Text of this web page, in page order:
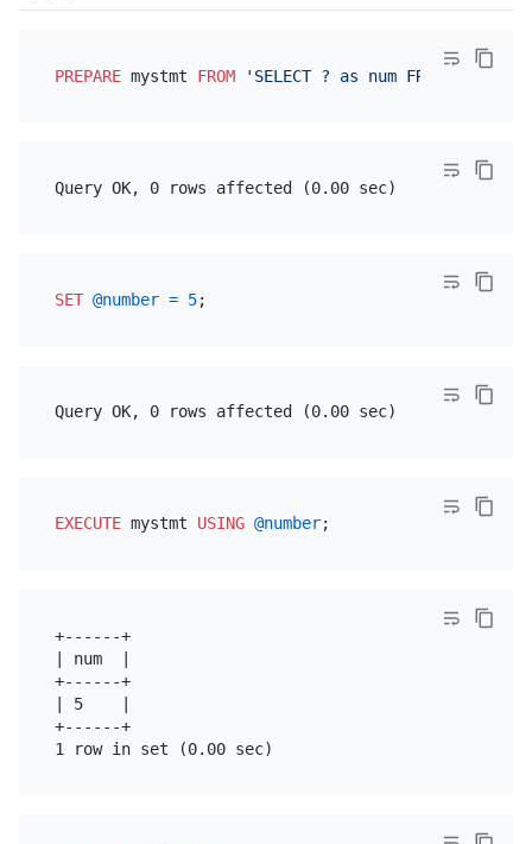
PREPARE mystmt FROM 'SELECT ? as num FROM DUAL'
SET @number = 5
EXECUTE mystmt USING @number
+------+
| num  |
+------+
| 5    |
+------+